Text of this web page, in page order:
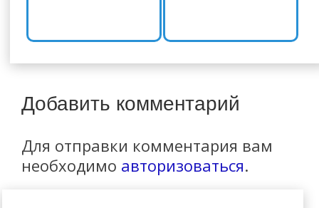
Добавить комментарий
Для отправки комментария вам
необходимо авторизоваться.